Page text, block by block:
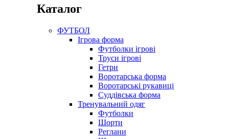
Каталог
ФУТБОЛ
Ігрова форма
Футболки ігрові
Труси ігрові
Гетри
Воротарська форма
Воротарські рукавиці
Суддівська форма
Тренувальний одяг
Футболки
Шорти
Реглани